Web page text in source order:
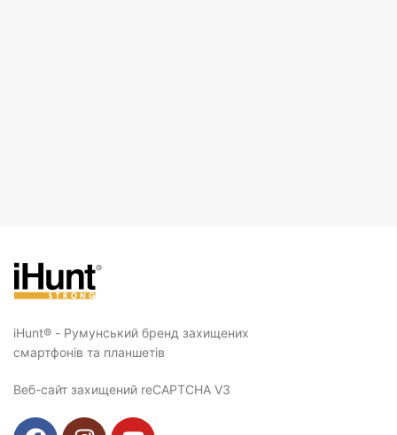
iHunt® - Румунський бренд захищених
смартфонів та планшетів
Веб-сайт захищений reCAPTCHA V3